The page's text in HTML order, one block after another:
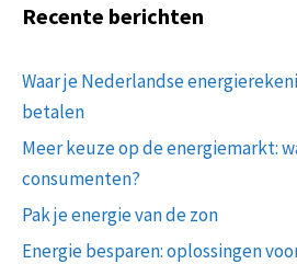
Recente berichten
Waar je Nederlandse
betalen
Meer keuze op de energiemarkt:
consumenten?
Pak je energie van de zon
Energie besparen: oplossingen